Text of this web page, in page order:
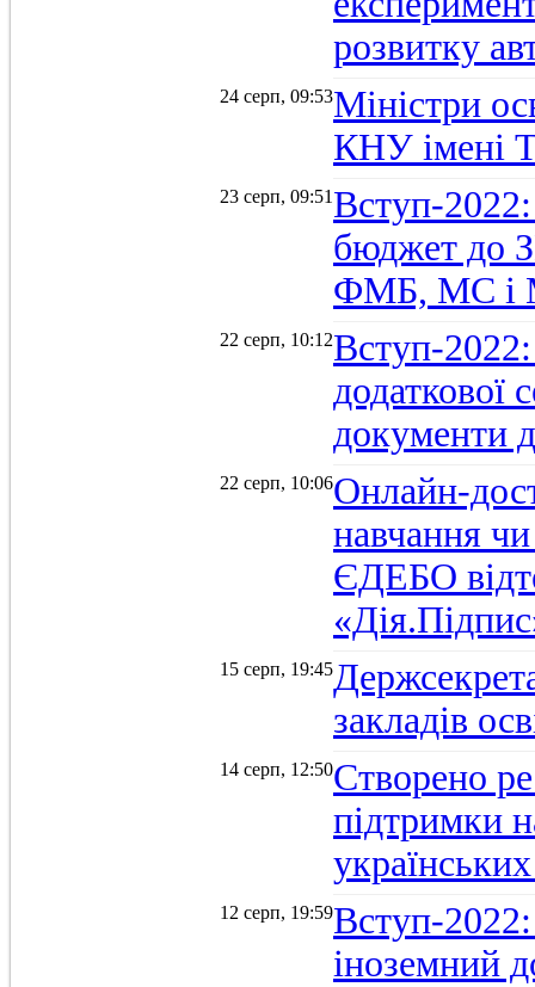
розвитку
24 серп, 09:53Міністри
КНУ імені
23 серп, 09:51 Вступ-
бюджет до
ФМБ, МС і
22 серп, 10:12Вступ-
додаткової
документи
22 серп, 10:06Онлайн-
навчання
ЄДЕБО
15 серп, 19:45
закладів
14 серп, 12:50Створено
підтримки
12 серп, 19:59Вступ-
іноземний